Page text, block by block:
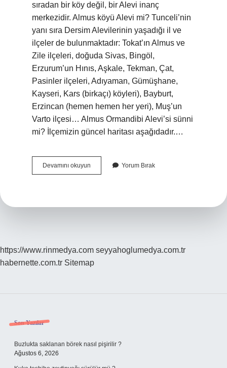
sıradan bir köy değil, bir Alevi inanç
merkezidir. Almus köyü Alevi mi? Tunceli’nin
yanı sıra Dersim Alevilerinin yaşadığı il ve
ilçeler de bulunmaktadır: Tokat’ın Almus ve
Zile ilçeleri, doğuda Sivas, Bingöl,
Erzurum’un Hınıs, Aşkale, Tekman, Çat,
Pasinler ilçeleri, Adıyaman, Gümüşhane,
Kayseri, Kars (birkaçı) köyleri), Bayburt,
Erzincan (hemen hemen her yeri), Muş’un
Varto ilçesi… Almus Ormandibi Alevi’si sünni
mi? İlçemizin güncel haritası aşağıdadır.…
Devamını okuyun
Hubyar
Yorum Bırak
https://www.rinmedya.com seyyahoglumedya.com.tr
habernette.com.tr Sitemap
Sidebar
Son Yazılar
Buzlukta saklanan börek nasıl pişirilir ?
Ağustos 6, 2026